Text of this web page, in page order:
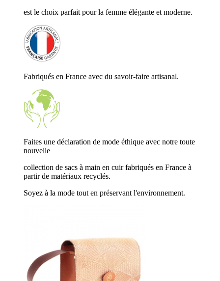
est le choix parfait pour la femme élégante et moderne.
Fabriqués en France avec du savoir-faire artisanal.
Faites une déclaration de mode éthique avec notre toute
nouvelle
collection de sacs à main en cuir fabriqués en France à
partir de matériaux recyclés.
Soyez à la mode tout en préservant l'environnement.